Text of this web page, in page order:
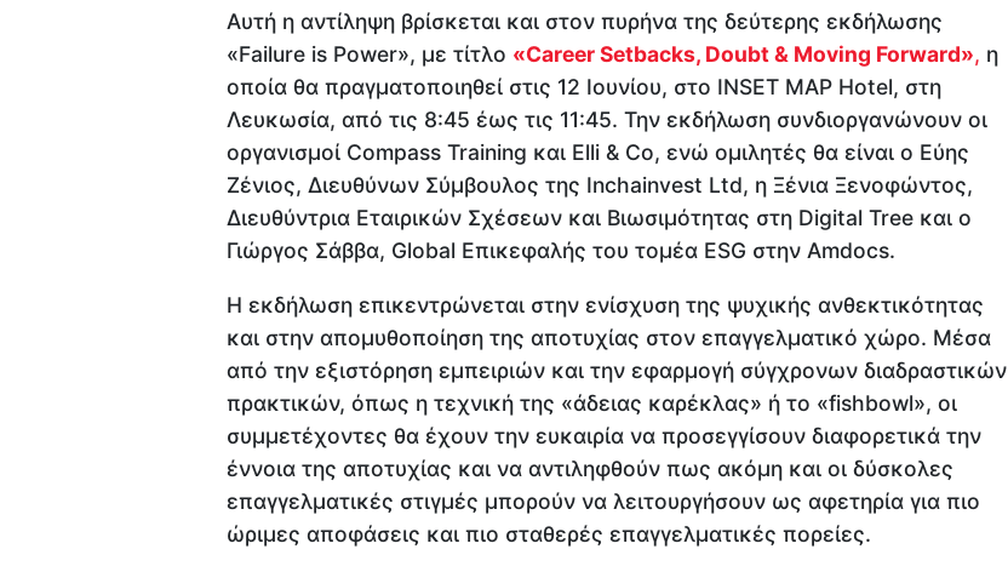
Αυτή η αντίληψη βρίσκεται και στον πυρήνα της δεύτερης εκδήλωσης
«Failure is Power», με τίτλο «Career Setbacks, Doubt & Moving Forward», η
οποία θα πραγματοποιηθεί στις 12 Ιουνίου, στο INSET MAP Hotel, στη
Λευκωσία, από τις 8:45 έως τις 11:45. Την εκδήλωση συνδιοργανώνουν οι
οργανισμοί Compass Training και Elli & Co, ενώ ομιλητές θα είναι ο Εύης
Ζένιος, Διευθύνων Σύμβουλος της Inchainvest Ltd, η Ξένια Ξενοφώντος,
Διευθύντρια Εταιρικών Σχέσεων και Βιωσιμότητας στη Digital Tree και ο
Γιώργος Σάββα, Global Επικεφαλής του τομέα ESG στην Amdocs.
Η εκδήλωση επικεντρώνεται στην ενίσχυση της ψυχικής ανθεκτικότητας
και στην απομυθοποίηση της αποτυχίας στον επαγγελματικό χώρο. Μέσα
από την εξιστόρηση εμπειριών και την εφαρμογή σύγχρονων διαδραστικών
πρακτικών, όπως η τεχνική της «άδειας καρέκλας» ή το «fishbowl», οι
συμμετέχοντες θα έχουν την ευκαιρία να προσεγγίσουν διαφορετικά την
έννοια της αποτυχίας και να αντιληφθούν πως ακόμη και οι δύσκολες
επαγγελματικές στιγμές μπορούν να λειτουργήσουν ως αφετηρία για πιο
ώριμες αποφάσεις και πιο σταθερές επαγγελματικές πορείες.